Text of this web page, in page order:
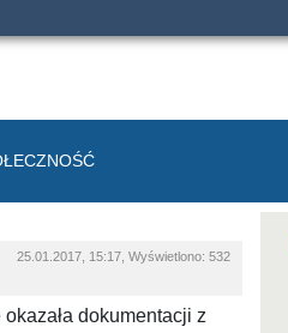
25.01.2017, 15:17, Wyświetlono: 532
dokumentacji z